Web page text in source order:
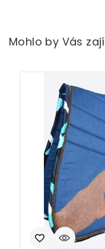
Mohlo by Vás